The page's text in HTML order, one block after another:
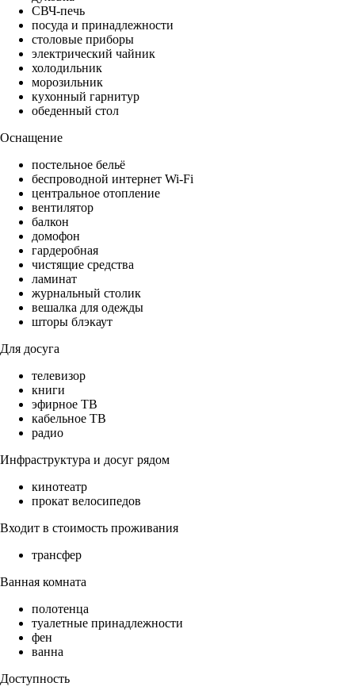
СВЧ-печь
посуда и принадлежности
столовые приборы
электрический чайник
холодильник
морозильник
кухонный гарнитур
обеденный стол
Оснащение
постельное бельё
беспроводной интернет Wi-Fi
центральное отопление
вентилятор
балкон
домофон
гардеробная
чистящие средства
ламинат
журнальный столик
вешалка для одежды
шторы блэкаут
Для досуга
телевизор
книги
эфирное ТВ
кабельное ТВ
радио
Инфраструктура и досуг рядом
кинотеатр
прокат велосипедов
Входит в стоимость проживания
трансфер
Ванная комната
полотенца
туалетные принадлежности
фен
ванна
Доступность